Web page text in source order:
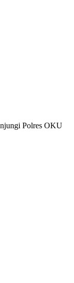
Polres OKU